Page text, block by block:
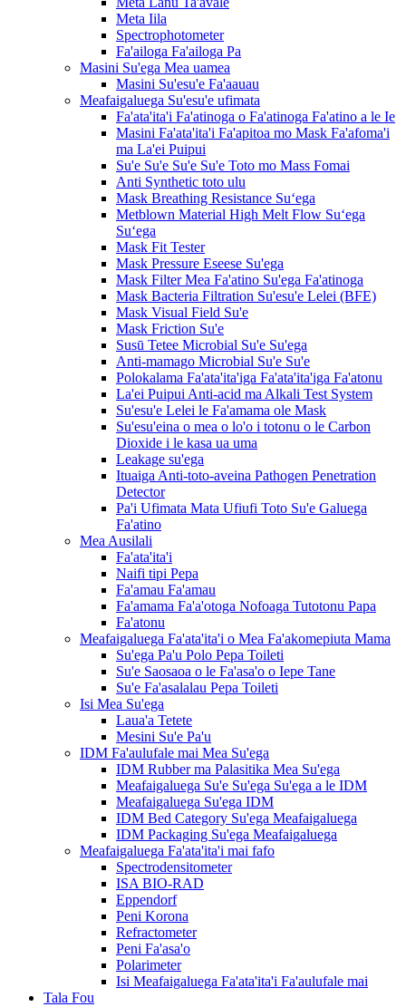
Meta Iila
Spectrophotometer
Fa'ailoga Fa'ailoga Pa
Masini Su'ega Mea uamea
Masini Su'esu'e Fa'aauau
Meafaigaluega Su'esu'e ufimata
Fa'ata'ita'i Fa'atinoga o Fa'atinoga Fa'atino a le Ie
Masini Fa'ata'ita'i Fa'apitoa mo Mask Fa'afoma'i
ma La'ei Puipui
Su'e Su'e Su'e Su'e Toto mo Mass Fomai
Anti Synthetic toto ulu
Mask Breathing Resistance Suʻega
Metblown Material High Melt Flow Suʻega
Suʻega
Mask Fit Tester
Mask Pressure Eseese Su'ega
Mask Filter Mea Fa'atino Su'ega Fa'atinoga
Mask Bacteria Filtration Su'esu'e Lelei (BFE)
Mask Visual Field Su'e
Mask Friction Su'e
Susū Tetee Microbial Su'e Su'ega
Anti-mamago Microbial Su'e Su'e
Polokalama Fa'ata'ita'iga Fa'ata'ita'iga Fa'atonu
La'ei Puipui Anti-acid ma Alkali Test System
Su'esu'e Lelei le Fa'amama ole Mask
Su'esu'eina o mea o lo'o i totonu o le Carbon
Dioxide i le kasa ua uma
Leakage su'ega
Ituaiga Anti-toto-aveina Pathogen Penetration
Detector
Pa'i Ufimata Mata Ufiufi Toto Su'e Galuega
Fa'atino
Mea Ausilali
Fa'ata'ita'i
Naifi tipi Pepa
Fa'amau Fa'amau
Fa'amama Fa'a'otoga Nofoaga Tutotonu Papa
Fa'atonu
Meafaigaluega Fa'ata'ita'i o Mea Fa'akomepiuta Mama
Su'ega Pa'u Polo Pepa Toileti
Su'e Saosaoa o le Fa'asa'o o Iepe Tane
Su'e Fa'asalalau Pepa Toileti
Isi Mea Su'ega
Laua'a Tetete
Mesini Su'e Pa'u
IDM Fa'aulufale mai Mea Su'ega
IDM Rubber ma Palasitika Mea Su'ega
Meafaigaluega Su'e Su'ega Su'ega a le IDM
Meafaigaluega Su'ega IDM
IDM Bed Category Su'ega Meafaigaluega
IDM Packaging Su'ega Meafaigaluega
Meafaigaluega Fa'ata'ita'i mai fafo
Spectrodensitometer
ISA BIO-RAD
Eppendorf
Peni Korona
Refractometer
Peni Fa'asa'o
Polarimeter
Isi Meafaigaluega Fa'ata'ita'i Fa'aulufale mai
Tala Fou